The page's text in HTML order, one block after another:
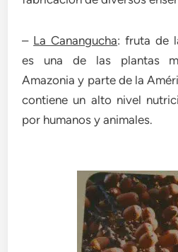
– La Canangucha: fruta de
es una de las plantas
Amazonia y parte de la
contiene un alto nivel
por humanos y animales.